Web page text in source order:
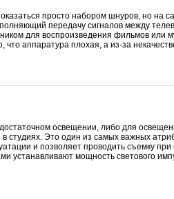
просто набором шнуров, но на
передачу сигналов между
для воспроизведения фильмов или
что аппаратура плохая, а из-за
освещении, либо для
студиях. Это один из самых важных
и позволяет проводить съемку
устанавливают мощность светового